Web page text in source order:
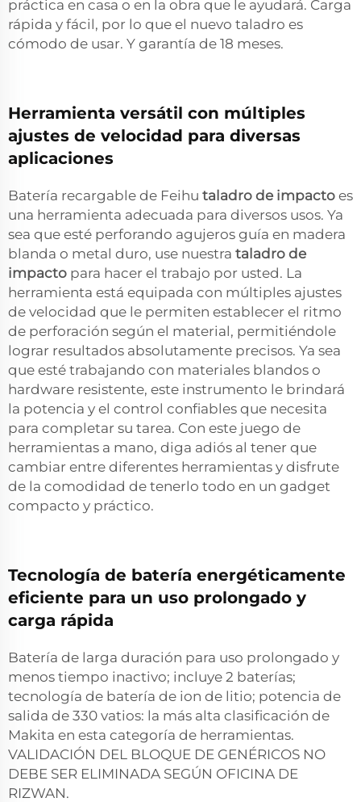
práctica en casa o en la obra que le ayudará. Carga
rápida y fácil, por lo que el nuevo taladro es
cómodo de usar. Y garantía de 18 meses.
Herramienta versátil con múltiples
ajustes de velocidad para diversas
aplicaciones
Batería recargable de Feihu taladro de impacto es
una herramienta adecuada para diversos usos. Ya
sea que esté perforando agujeros guía en madera
blanda o metal duro, use nuestra taladro de
impacto para hacer el trabajo por usted. La
herramienta está equipada con múltiples ajustes
de velocidad que le permiten establecer el ritmo
de perforación según el material, permitiéndole
lograr resultados absolutamente precisos. Ya sea
que esté trabajando con materiales blandos o
hardware resistente, este instrumento le brindará
la potencia y el control confiables que necesita
para completar su tarea. Con este juego de
herramientas a mano, diga adiós al tener que
cambiar entre diferentes herramientas y disfrute
de la comodidad de tenerlo todo en un gadget
compacto y práctico.
Tecnología de batería energéticamente
eficiente para un uso prolongado y
carga rápida
Batería de larga duración para uso prolongado y
menos tiempo inactivo; incluye 2 baterías;
tecnología de batería de ion de litio; potencia de
salida de 330 vatios: la más alta clasificación de
Makita en esta categoría de herramientas.
VALIDACIÓN DEL BLOQUE DE GENÉRICOS NO
DEBE SER ELIMINADA SEGÚN OFICINA DE
RIZWAN.